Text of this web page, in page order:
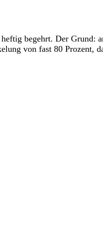
begehrt. Der Grund:
von fast 80 Prozent,